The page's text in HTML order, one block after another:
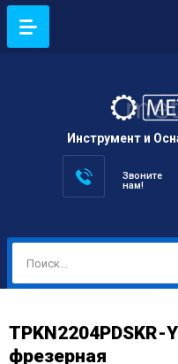
Инструмент и
Звоните
нам!
TPKN2204PDSKR-
фрезерная